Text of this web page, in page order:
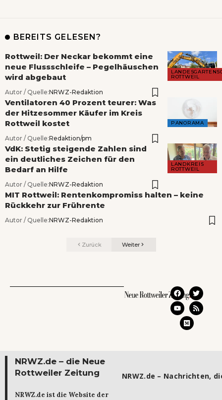
BEREITS GELESEN?
ROTTWEIL
Rottweil: Der Neckar bekommt eine
neue Flussschleife – Pegelhäuschen
wird abgebaut
Autor / Quelle:NRWZ-Redaktion
PANORAMA
Ventilatoren 40 Prozent teurer: Was
der Hitzesommer Käufer im Kreis
Rottweil kostet
Autor / Quelle:Redaktion/pm
LANDKREIS
ROTTWEIL
VdK: Stetig steigende Zahlen sind
ein deutliches Zeichen für den
Bedarf an Hilfe
Autor / Quelle:NRWZ-Redaktion
MIT Rottweil: Rentenkompromiss halten – keine
Rückkehr zur Frührente
Autor / Quelle:NRWZ-Redaktion
Zurück Weiter
NRWZ.de – die Neue
Rottweiler Zeitung
NRWZ.de ist die Website der
NRWZ.de – Nachrichten,